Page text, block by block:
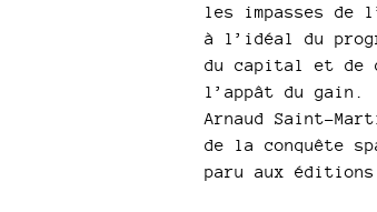
les impasses de
à l’idéal du
du capital et de
l’appât du gain.
Arnaud Saint-
de la conquête
paru aux